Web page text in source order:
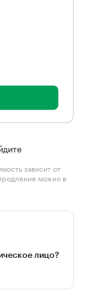
зависит от
можно в
лицо?